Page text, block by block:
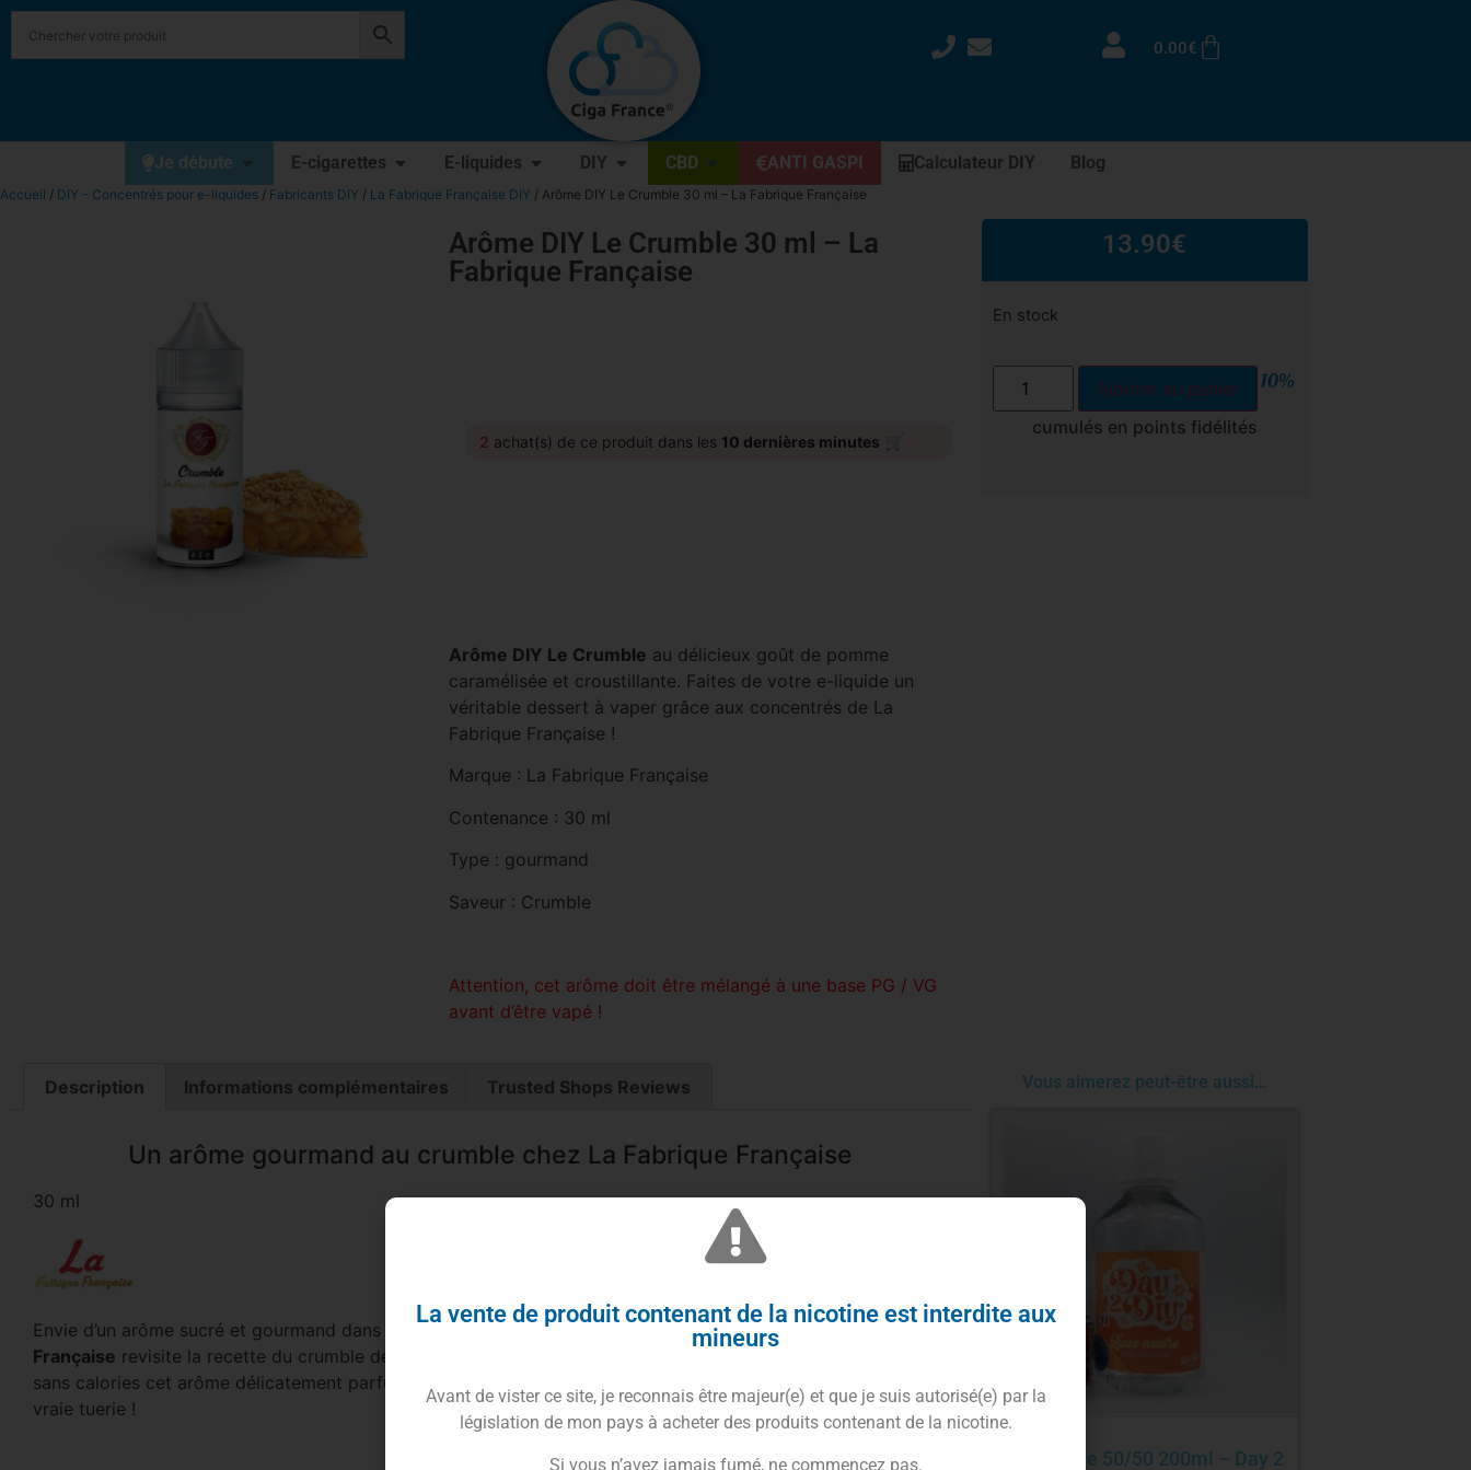
0.00€
Je débute E-cigarettes E-liquides DIY CBD ANTI GASPI Calculateur DIY Blog
Accueil / DIY - Concentrés pour e-liquides / Fabricants DIY / La Fabrique Française DIY / Arôme DIY Le Crumble 30 ml – La Fabrique Française
Arôme DIY Le Crumble 30 ml – La
Fabrique Française
2 achat(s) de ce produit dans les 10 dernières minutes 🛒
Arôme DIY Le Crumble au délicieux goût de pomme
caramélisée et croustillante. Faites de votre e-liquide un
véritable dessert à vaper grâce aux concentrés de La
Fabrique Française !
Marque : La Fabrique Française
Contenance : 30 ml
Type : gourmand
Saveur : Crumble
Attention, cet arôme doit être mélangé à une base PG / VG
avant d’être vapé !
13.90€
En stock
Ajouter au panier 10%
cumulés en points fidélités
Description Informations complémentaires Trusted Shops Reviews
Un arôme gourmand au crumble chez La Fabrique Française
30 ml
Envie d’un arôme sucré et gourmand dans votre e-liquide DIY ? L’arôme Le Crumble de La Fabrique
Française revisite la recette du crumble de pomme pour votre plus grand plaisir. Vapez avec gourmandise et
sans calories cet arôme délicatement parfumé ! Généreux, cet arôme a tout pour vous rendre accro .. Une
vraie tuerie !
Vous aimerez peut-être aussi…
Pack base 50/50 200ml – Day 2
La vente de produit contenant de la nicotine est interdite aux
mineurs
Avant de vister ce site, je reconnais être majeur(e) et que je suis autorisé(e) par la
législation de mon pays à acheter des produits contenant de la nicotine.
Si vous n’avez jamais fumé, ne commencez pas.